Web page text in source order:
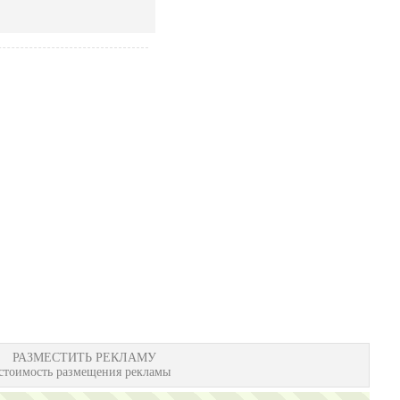
РАЗМЕСТИТЬ РЕКЛАМУ
размещения рекламы